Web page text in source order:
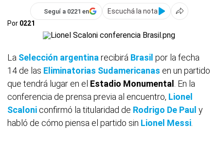
Seguí a 0221 en
Escuchá la nota
Por 0221
La Selección argentina recibirá Brasil por la fecha
14 de las Eliminatorias Sudamericanas en un partido
que tendrá lugar en el Estadio Monumental
. En la
conferencia de prensa previa al encuentro, Lionel
Scaloni confirmó la titularidad de Rodrigo De Paul y
habló de cómo piensa el partido sin Lionel Messi